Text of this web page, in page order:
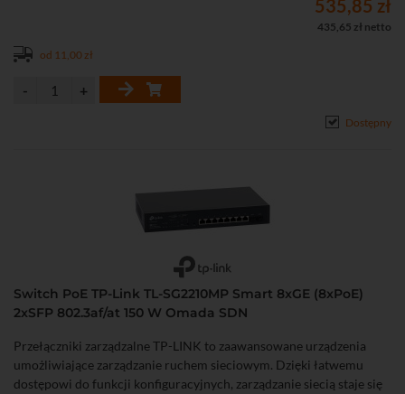
• Zarządzanie poprzez przeglądarkę internetową oraz wiersz
• Obsługa SNMP oraz RMON umożliwiają wygodne zarządzanie
535,85 zł
435,65 zł netto
od 11,00 zł
Dostępny
Switch PoE TP-Link TL-SG2210MP Smart 8xGE (8xPoE)
2xSFP 802.3af/at 150 W Omada SDN
Przełączniki zarządzalne TP-LINK to zaawansowane urządzenia
umożliwiające zarządzanie ruchem sieciowym. Dzięki łatwemu
dostępowi do funkcji konfiguracyjnych, zarządzanie siecią staje się